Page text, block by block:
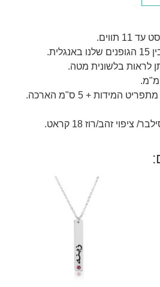
תווים.
לראות בלשונית מטה.
המידות + 5 ס"מ הארכה.